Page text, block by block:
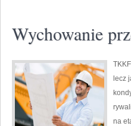
Wychowanie
lecz
na